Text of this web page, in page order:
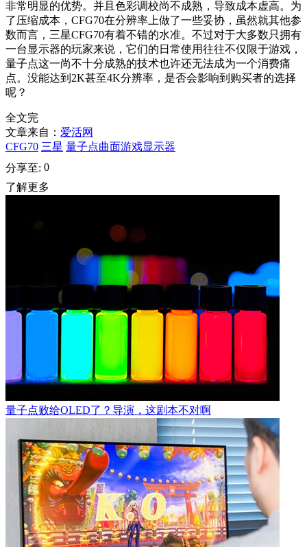
非常明显的优势。并且色彩调校尚不成熟，导致成本虚高。为
了压缩成本，CFG70在分辨率上做了一些妥协，虽然就其他参
数而言，三星CFG70有着不错的水准。不过对于大多数只拥有
一台显示器的玩家来说，它们的日常使用往往不仅限于游戏，
量子点这一尚不十分成熟的技术也许还无法成为一个消费痛
点。没能达到2K甚至4K分辨率，是否会影响到购买者的选择
呢？
全文完
文章来自： 爱活网
CFG70 三星 量子点曲面游戏显示器
分享至: 0
了解更多
量子点败给OLED了？导演，这剧本不对啊